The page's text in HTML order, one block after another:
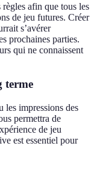
afin que tous les
de jeu futures. Créer
s’avérer
prochaines parties.
qui ne connaissent
terme
les impressions des
permettra de
de jeu
est essentiel pour